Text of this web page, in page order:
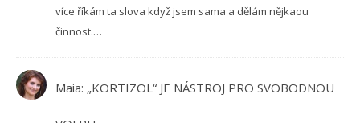
více říkám ta slova když jsem sama a dělám nějkaou
činnost.…
Maia: „KORTIZOL“ JE NÁSTROJ PRO SVOBODNOU